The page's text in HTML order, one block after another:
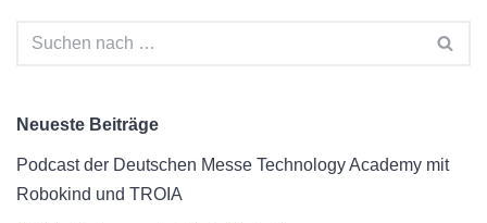
Neueste Beiträge
Podcast der Deutschen Messe Technology Academy mit
Robokind und TROIA